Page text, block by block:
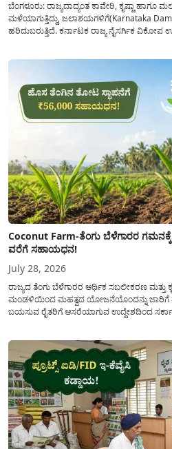
ಬೆಂಗಳೂರು: ರಾಜ್ಯದಾದ್ಯಂತ ಕಾವೇರಿ, ಕೃಷ್ಣಾ
ಮಳೆಯಾಗುತ್ತಿದ್ದು, ಜಲಾಶಯಗಳಿಗೆ(Karnataka
ಹರಿದುಬರುತ್ತಿದೆ. ಕರ್ನಾಟಕ ರಾಜ್ಯ ನೈಸರ್ಗಿಕ ವಿಕೋಪ
Coconut Farm-ತೆಂಗು ಬೆಳೆಗಾರರ
ವರೆಗೆ ಸಹಾಯಧನ!
July 28, 2026
ರಾಜ್ಯದ ತೆಂಗು ಬೆಳೆಗಾರರ ಆರ್ಥಿಕ ಸಬಲೀಕರಣ ಮತ್ತು
ಮಂಡಳಿಯಿಂದ ಮಹತ್ವದ ಯೋಜನೆಯೊಂದನ್ನು ಜಾರಿಗೆ
ಬಯಸುವ ರೈತರಿಗೆ ಆಸರೆಯಾಗುವ ಉದ್ದೇಶದಿಂದ